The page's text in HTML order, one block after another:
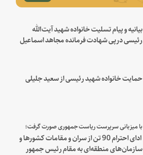
بیانیه و پیام تسلیت خانواده شهید آیت‌الله
رئیسی درپی شهادت فرمانده مجاهد اسماعیل
حمایت خانواده شهید رئیسی از سعید جلیلی
با میزبانی سرپرست ریاست جمهوری صورت گرفت؛
ادای احترام 90 تن از سران و مقامات کشورها و
سازمان‌های منطقه‌ای به مقام رئیس جمهور